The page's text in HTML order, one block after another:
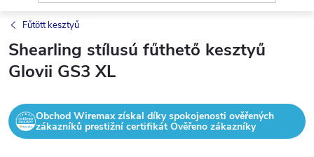
Fűtött kesztyű
Shearling stílusú fűthető kesztyű
Glovii GS3 XL
Obchod Wiremax získal díky spokojenosti ověřených
zákazníků prestižní certifikát Ověřeno zákazníky